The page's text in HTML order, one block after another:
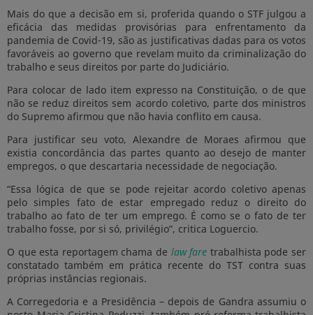
Mais do que a decisão em si, proferida quando o STF julgou a
eficácia das medidas provisórias para enfrentamento da
pandemia de Covid-19, são as justificativas dadas para os votos
favoráveis ao governo que revelam muito da criminalização do
trabalho e seus direitos por parte do Judiciário.
Para colocar de lado item expresso na Constituição, o de que
não se reduz direitos sem acordo coletivo, parte dos ministros
do Supremo afirmou que não havia conflito em causa.
Para justificar seu voto, Alexandre de Moraes afirmou que
existia concordância das partes quanto ao desejo de manter
empregos, o que descartaria necessidade de negociação.
“Essa lógica de que se pode rejeitar acordo coletivo apenas
pelo simples fato de estar empregado reduz o direito do
trabalho ao fato de ter um emprego. É como se o fato de ter
trabalho fosse, por si só, privilégio”, critica Loguercio.
O que esta reportagem chama de law fare trabalhista pode ser
constatado também em prática recente do TST contra suas
próprias instâncias regionais.
A Corregedoria e a Presidência – depois de Gandra assumiu o